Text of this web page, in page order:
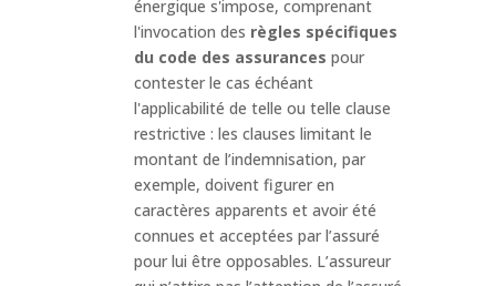
énergique s'impose, comprenant
l'invocation des règles spécifiques
du code des assurances pour
contester le cas échéant
l'applicabilité de telle ou telle clause
restrictive : les clauses limitant le
montant de l’indemnisation, par
exemple, doivent figurer en
caractères apparents et avoir été
connues et acceptées par l’assuré
pour lui être opposables. L’assureur